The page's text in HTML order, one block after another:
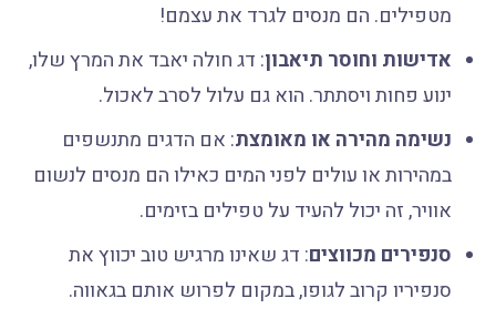
מטפילים. הם מנסים לגרד את עצמם!
אדישות וחוסר תיאבון: דג חולה יאבד את המרץ שלו,
ינוע פחות ויסתתר. הוא גם עלול לסרב לאכול.
נשימה מהירה או מאומצת: אם הדגים מתנשפים
במהירות או עולים לפני המים כאילו הם מנסים לנשום
אוויר, זה יכול להעיד על טפילים בזימים.
סנפירים מכווצים: דג שאינו מרגיש טוב יכווץ את
סנפיריו קרוב לגופו, במקום לפרוש אותם בגאווה.